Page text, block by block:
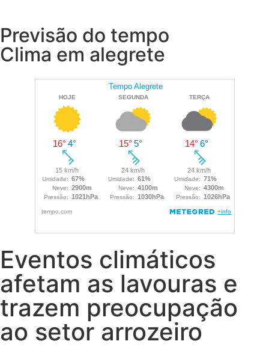
Previsão do tempo
Clima em alegrete
Eventos climáticos
afetam as lavouras e
trazem preocupação
ao setor arrozeiro